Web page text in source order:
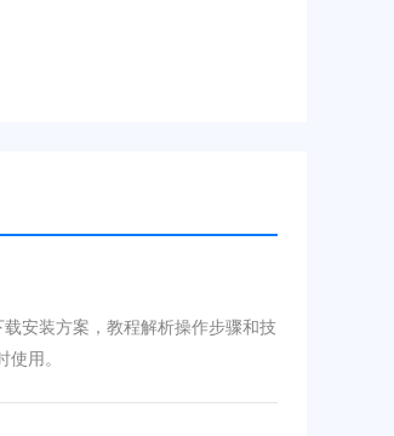
安装方案，教程解析操作步骤和技
用。